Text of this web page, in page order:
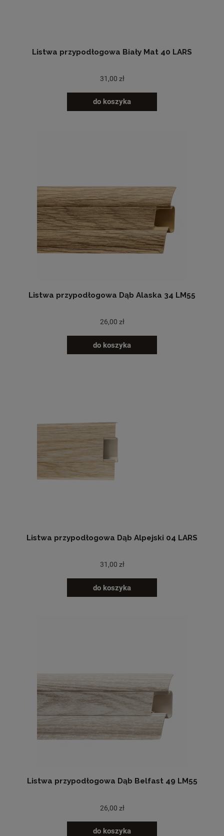
Listwa przypodłogowa Biały Mat 40 LARS
31,00 zł
do koszyka
Listwa przypodłogowa Dąb Alaska 34 LM55
26,00 zł
do koszyka
Listwa przypodłogowa Dąb Alpejski 04 LARS
31,00 zł
do koszyka
Listwa przypodłogowa Dąb Belfast 49 LM55
26,00 zł
do koszyka